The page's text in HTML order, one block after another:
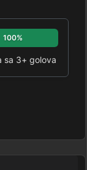
100%
sa 3+ golova